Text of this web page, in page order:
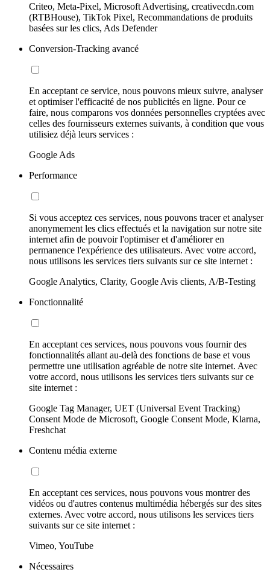
Criteo, Meta-Pixel, Microsoft Advertising, creativecdn.com
(RTBHouse), TikTok Pixel, Recommandations de produits
basées sur les clics, Ads Defender
Conversion-Tracking avancé
En acceptant ce service, nous pouvons mieux suivre, analyser
et optimiser l'efficacité de nos publicités en ligne. Pour ce
faire, nous comparons vos données personnelles cryptées avec
celles des fournisseurs externes suivants, à condition que vous
utilisiez déjà leurs services :
Google Ads
Performance
Si vous acceptez ces services, nous pouvons tracer et analyser
anonymement les clics effectués et la navigation sur notre site
internet afin de pouvoir l'optimiser et d'améliorer en
permanence l'expérience des utilisateurs. Avec votre accord,
nous utilisons les services tiers suivants sur ce site internet :
Google Analytics, Clarity, Google Avis clients, A/B-Testing
Fonctionnalité
En acceptant ces services, nous pouvons vous fournir des
fonctionnalités allant au-delà des fonctions de base et vous
permettre une utilisation agréable de notre site internet. Avec
votre accord, nous utilisons les services tiers suivants sur ce
site internet :
Google Tag Manager, UET (Universal Event Tracking)
Consent Mode de Microsoft, Google Consent Mode, Klarna,
Freshchat
Contenu média externe
En acceptant ces services, nous pouvons vous montrer des
vidéos ou d'autres contenus multimédia hébergés sur des sites
externes. Avec votre accord, nous utilisons les services tiers
suivants sur ce site internet :
Vimeo, YouTube
Nécessaires